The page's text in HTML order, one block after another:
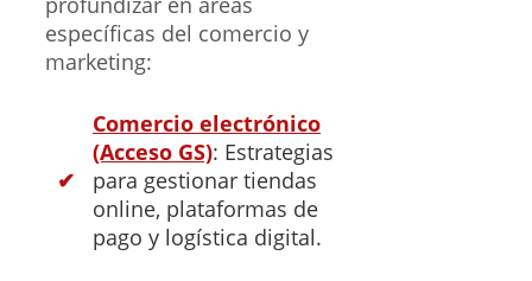
específicas del comercio y
marketing:
Comercio electrónico
(Acceso GS): Estrategias
para gestionar tiendas
online, plataformas de
pago y logística digital.